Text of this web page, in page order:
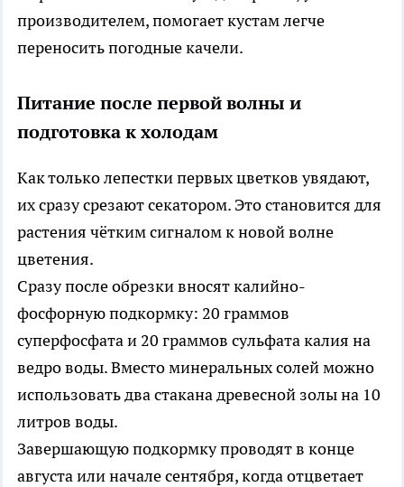
производителем, помогает кустам легче
переносить погодные качели.
Питание после первой волны и
подготовка к холодам
Как только лепестки первых цветков увядают,
их сразу срезают секатором. Это становится для
растения чётким сигналом к новой волне
цветения.
Сразу после обрезки вносят калийно-
фосфорную подкормку: 20 граммов
суперфосфата и 20 граммов сульфата калия на
ведро воды. Вместо минеральных солей можно
использовать два стакана древесной золы на 10
литров воды.
Завершающую подкормку проводят в конце
августа или начале сентября, когда отцветает